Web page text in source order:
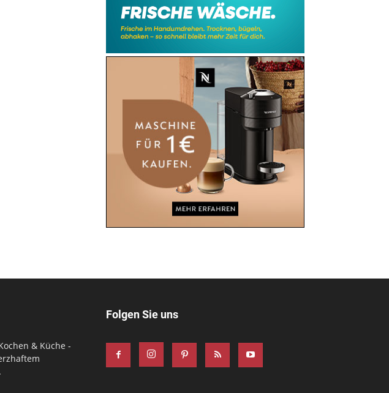
& Küche -
Folgen Sie uns